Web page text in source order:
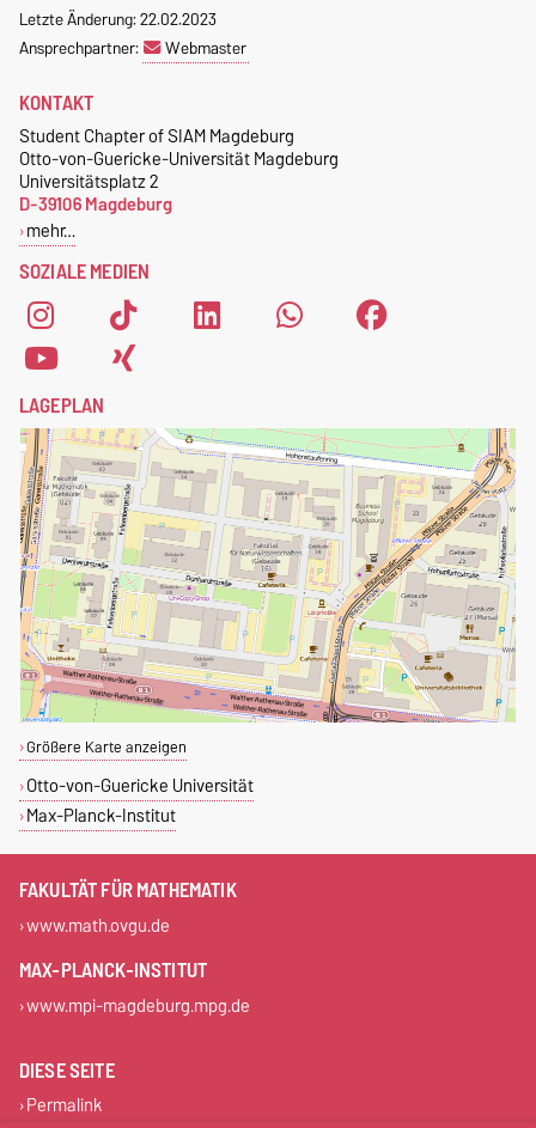
Wir sind ständig auf derSuche
nach Referenten. Wenn ihr
Interesse oder Fragen habt,
dann schreibt uns an
magdeburg@nerdnite.com
kostenlos.
Mitglieder des Chapters eine
kostenlose SIAM-
Mitgliedschaft.
Um dich als Mitglied des
Student Chapters of SIAM
Magdeburg zu registrieren,
fülle einfach das
Anmeldeformular
Letzte Änderung: 22.02.2023
Ansprechpartner:
Webmaster
SOZIALE MEDIEN
KONTAKT
Student Chapter of SIAM Magdeburg
Otto-von-Guericke-Universität Magdeburg
Universitätsplatz 2
D-39106 Magdeburg
mehr…
LAGEPLAN
Größere Karte anzeigen
Otto-von-Guericke Universität
Max-Planck-Institut
FAKULTÄT FÜR MATHEMATIK
www.math.ovgu.de
MAX-PLANCK-INSTITUT
www.mpi-magdeburg.mpg.de
DIESE SEITE
Permalink